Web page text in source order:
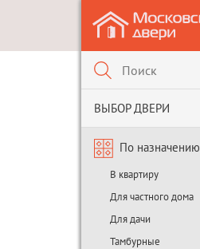
ВЫБОР ДВЕРИ
По назначению
В квартиру
Для частного дома
Для дачи
Тамбурные